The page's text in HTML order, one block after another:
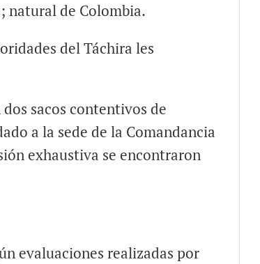
natural de Colombia.
del Táchira les
sacos contentivos de
a la sede de la Comandancia
exhaustiva se encontraron
evaluaciones realizadas por